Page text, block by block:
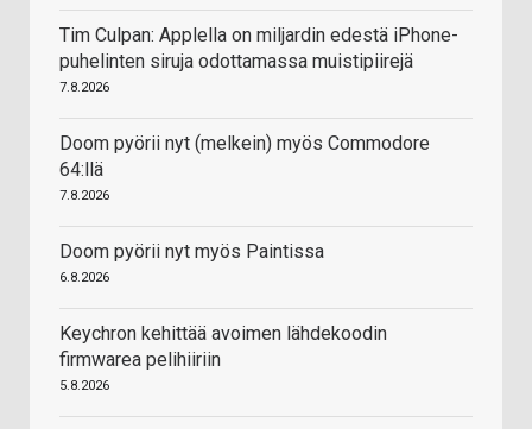
Tim Culpan: Applella on miljardin edestä iPhone-
puhelinten siruja odottamassa muistipiirejä
7.8.2026
Doom pyörii nyt (melkein) myös Commodore
64:llä
7.8.2026
Doom pyörii nyt myös Paintissa
6.8.2026
Keychron kehittää avoimen lähdekoodin
firmwarea pelihiiriin
5.8.2026